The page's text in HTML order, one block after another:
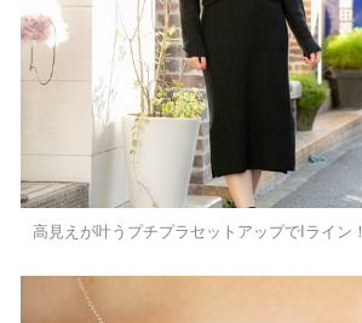
高見えが叶うプチプラセットアップでIライン！